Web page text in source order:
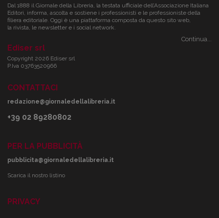
Dal 1888 il Giornale della Libreria, la testata ufficiale dell’Associazione Italiana
Editori, informa, ascolta e sostiene i professionisti e le professioniste della
filiera editoriale. Oggi è una piattaforma composta da questo sito web,
la rivista, le newsletter e i social network.
Continua...
Ediser srl
Copyright 2026 Ediser srl
P.Iva 03763520966
CONTATTACI
redazione@giornaledellalibreria.it
+39 02 89280802
PER LA PUBBLICITÀ
pubblicita@giornaledellalibreria.it
Scarica il nostro listino
PRIVACY